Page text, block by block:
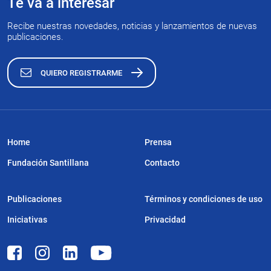
Recibe nuestras novedades, noticias y lanzamientos de nuevas
publicaciones.
QUIERO REGISTRARME
Home
Fundación Santillana
Publicaciones
Iniciativas
Prensa
Contacto
Términos y condiciones de uso
Privacidad